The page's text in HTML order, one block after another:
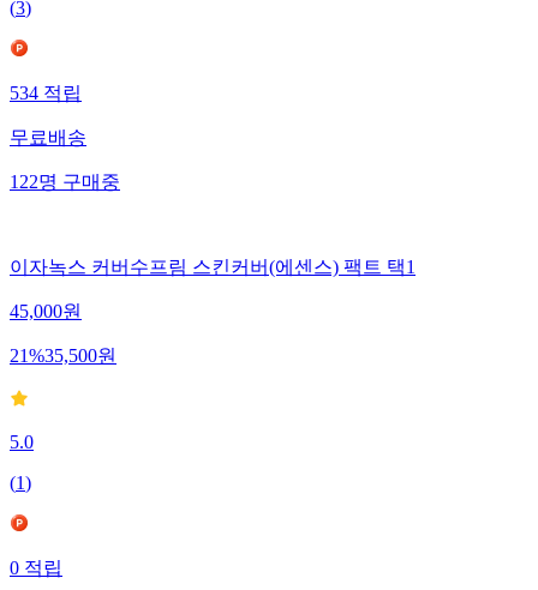
(3)
534적립
무료배송
122명구매중
이자녹스 커버수프림 스킨커버(에센스) 팩트 택1
45,000원
21%35,500원
5.0
(1)
0적립